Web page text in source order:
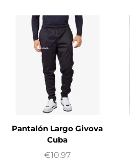
Pantalón Largo Givova
Cuba
€10.97